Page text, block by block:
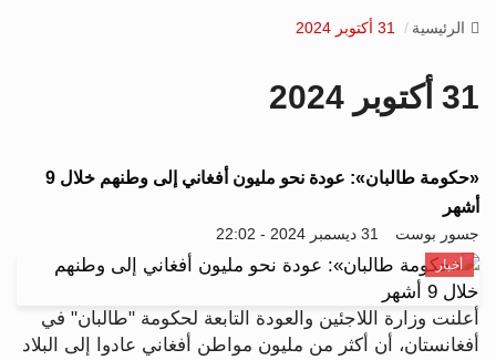
a
o
n
الرئيسية 31 أكتوبر 2024
31 أكتوبر 2024
«حكومة طالبان»: عودة نحو مليون أفغاني إلى وطنهم خلال 9
أشهر
جسور بوست 31 ديسمبر 2024 - 22:02
أخبار
أعلنت وزارة اللاجئين والعودة التابعة لحكومة "طالبان" في
أفغانستان، أن أكثر من مليون مواطن أفغاني عادوا إلى البلاد